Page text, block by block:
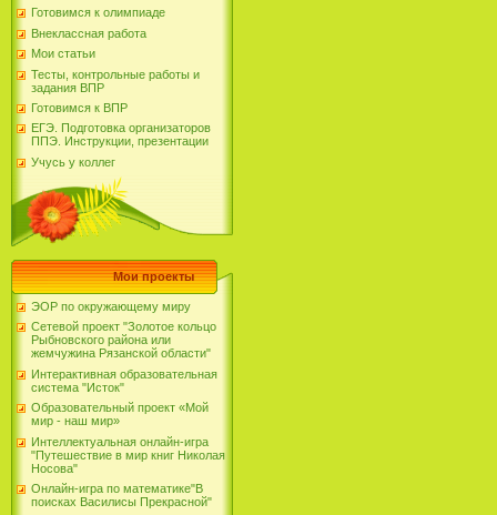
Готовимся к олимпиаде
Внеклассная работа
Мои статьи
Тесты, контрольные работы и
задания ВПР
Готовимся к ВПР
ЕГЭ. Подготовка организаторов
ППЭ. Инструкции, презентации
Учусь у коллег
Мои проекты
ЭОР по окружающему миру
Сетевой проект "Золотое кольцо
Рыбновского района или
жемчужина Рязанской области"
Интерактивная образовательная
система "Исток"
Образовательный проект «Мой
мир - наш мир»
Интеллектуальная онлайн-игра
"Путешествие в мир книг Николая
Носова"
Онлайн-игра по математике"В
поисках Василисы Прекрасной"